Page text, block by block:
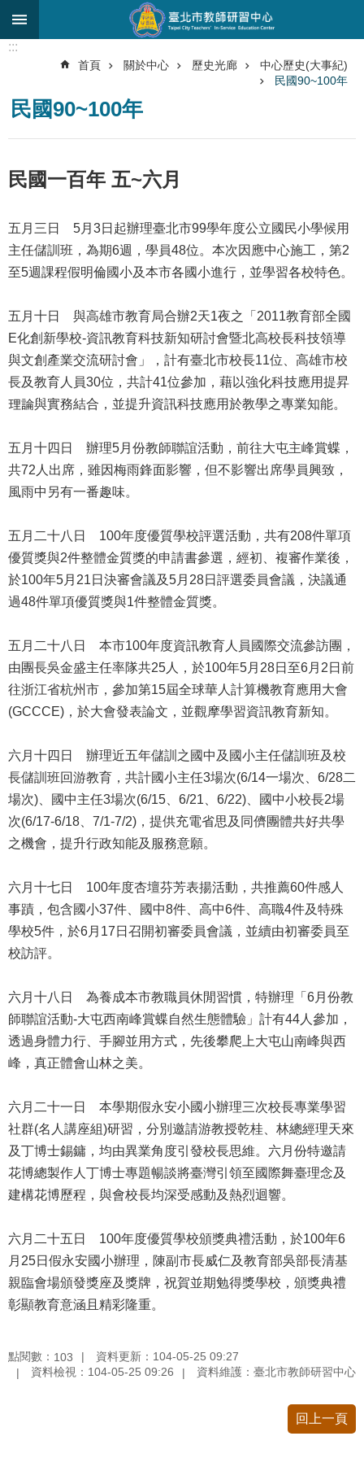
跳到主要內容區塊
尋
關
中
研
究
展
研
習
進
修
教
商
輔
導
支
服
務
教
學
源
政
府
資
開
申
請
案
件
網
站
導
覽
首
頁
情
系
統
常
見
答
台
北
通
雙
語
:::
首頁 關於中心 歷史光廊
中心歷史(大事紀)
民國90~100年
民國90~100年
民國一百年 五~六月
五月三日 5月3日起辦理臺北市99學年度公立國民小學候用
主任儲訓班，為期6週，學員48位。本次因應中心施工，第2
至5週課程假明倫國小及本市各國小進行，並學習各校特色。
五月十日 與高雄市教育局合辦2天1夜之「2011教育部全國
E化創新學校-資訊教育科技新知研討會暨北高校長科技領導
與文創產業交流研討會」，計有臺北市校長11位、高雄市校
長及教育人員30位，共計41位參加，藉以強化科技應用提昇
理論與實務結合，並提升資訊科技應用於教學之專業知能。
五月十四日 辦理5月份教師聯誼活動，前往大屯主峰賞蝶，
共72人出席，雖因梅雨鋒面影響，但不影響出席學員興致，
風雨中另有一番趣味。
五月二十八日 100年度優質學校評選活動，共有208件單項
優質獎與2件整體金質獎的申請書參選，經初、複審作業後，
於100年5月21日決審會議及5月28日評選委員會議，決議通
過48件單項優質獎與1件整體金質獎。
五月二十八日 本市100年度資訊教育人員國際交流參訪團，
由團長吳金盛主任率隊共25人，於100年5月28日至6月2日前
往浙江省杭州市，參加第15屆全球華人計算機教育應用大會
(GCCCE)，於大會發表論文，並觀摩學習資訊教育新知。
六月十四日 辦理近五年儲訓之國中及國小主任儲訓班及校
長儲訓班回游教育，共計國小主任3場次(6/14一場次、6/28二
場次)、國中主任3場次(6/15、6/21、6/22)、國中小校長2場
次(6/17-6/18、7/1-7/2)，提供充電省思及同儕團體共好共學
之機會，提升行政知能及服務意願。
六月十七日 100年度杏壇芬芳表揚活動，共推薦60件感人
事蹟，包含國小37件、國中8件、高中6件、高職4件及特殊
學校5件，於6月17日召開初審委員會議，並續由初審委員至
校訪評。
六月十八日 為養成本市教職員休閒習慣，特辦理「6月份教
師聯誼活動-大屯西南峰賞蝶自然生態體驗」計有44人參加，
透過身體力行、手腳並用方式，先後攀爬上大屯山南峰與西
峰，真正體會山林之美。
六月二十一日 本學期假永安小國小辦理三次校長專業學習
社群(名人講座組)研習，分別邀請游教授乾桂、林總經理天來
及丁博士錫鏞，均由異業角度引發校長思維。六月份特邀請
花博總製作人丁博士專題暢談將臺灣引領至國際舞臺理念及
建構花博歷程，與會校長均深受感動及熱烈迴響。
六月二十五日 100年度優質學校頒獎典禮活動，於100年6
月25日假永安國小辦理，陳副市長威仁及教育部吳部長清基
親臨會場頒發獎座及獎牌，祝賀並期勉得獎學校，頒獎典禮
彰顯教育意涵且精彩隆重。
點閱數： 103
資料更新：104-05-25 09:27
資料檢視：104-05-25 09:26
資料維護：臺北市教師研習中心
回上一頁